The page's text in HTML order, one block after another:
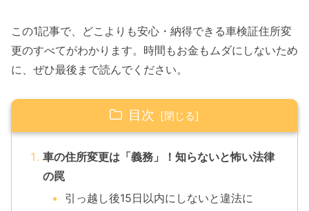
この1記事で、どこよりも安心・納得できる車検証住所変
更のすべてがわかります。時間もお金もムダにしないため
に、ぜひ最後まで読んでください。
目次
車の住所変更は「義務」！知らないと怖い法律
の罠
引っ越し後15日以内にしないと違法に